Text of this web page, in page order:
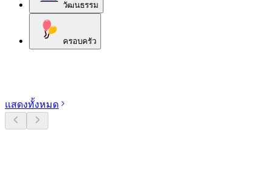
วัฒนธรรม
ครอบครัว
แสดงทั้งหมด